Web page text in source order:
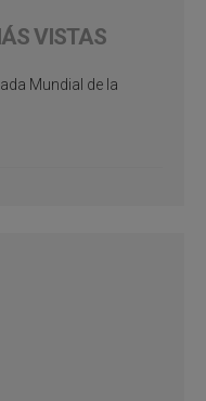
VISTAS
Mundial de la